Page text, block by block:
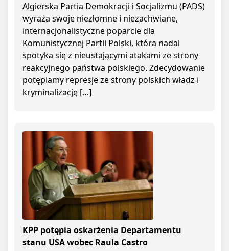
Algierska Partia Demokracji i Socjalizmu (PADS)
wyraża swoje niezłomne i niezachwiane,
internacjonalistyczne poparcie dla
Komunistycznej Partii Polski, która nadal
spotyka się z nieustającymi atakami ze strony
reakcyjnego państwa polskiego. Zdecydowanie
potępiamy represje ze strony polskich władz i
kryminalizację […]
KPP potępia oskarżenia Departamentu
stanu USA wobec Raula Castro